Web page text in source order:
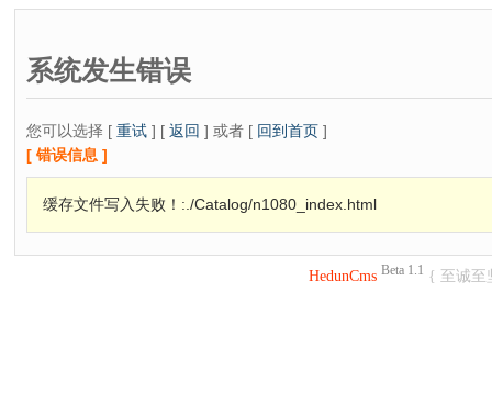
系统发生错误
您可以选择 [ 重试 ] [ 返回 ] 或者 [ 回到首页 ]
[ 错误信息 ]
缓存文件写入失败！:./Catalog/n1080_index.html
HedunCms Beta 1.1 { 至诚至